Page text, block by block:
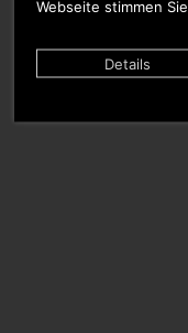
Webseite stimmen
Details